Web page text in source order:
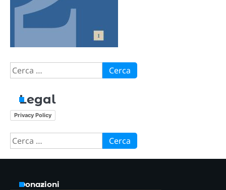
Ricerca
per:
Legal
Privacy Policy
Ricerca
per:
Donazioni